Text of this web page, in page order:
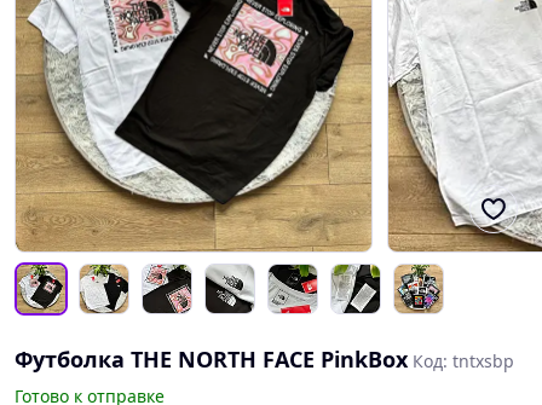
Футболка THE NORTH FACE PinkBox Код: tntxsbp
Готово к отправке